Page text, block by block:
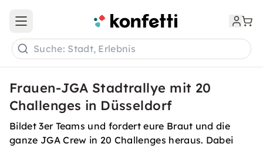
Open main menu
Suche: Stadt, Erlebnis
Frauen-JGA Stadtrallye mit 20
Challenges in Düsseldorf
Bildet 3er Teams und fordert eure Braut und die
ganze JGA Crew in 20 Challenges heraus. Dabei